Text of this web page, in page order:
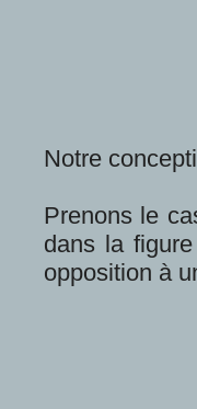
Notre
Prenons le
dans la
opposition à